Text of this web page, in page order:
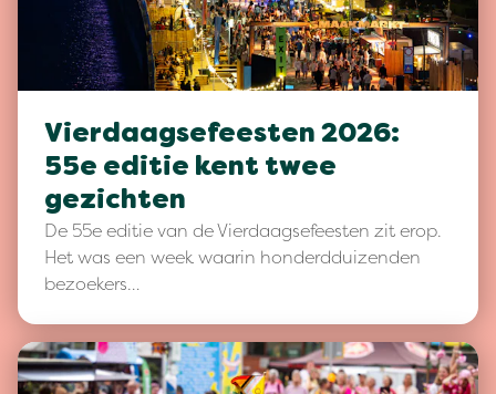
Vierdaagsefeesten 2026:
55e editie kent twee
gezichten
De 55e editie van de Vierdaagsefeesten zit erop.
Het was een week waarin honderdduizenden
bezoekers…